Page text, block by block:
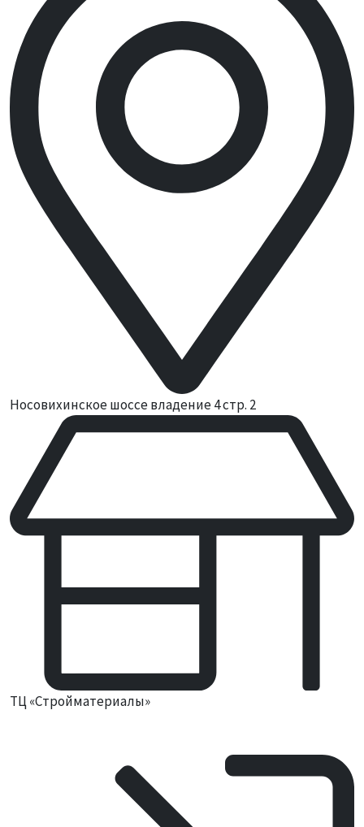
Носовихинское шоссе владение 4 стр. 2
ТЦ «Стройматериалы»